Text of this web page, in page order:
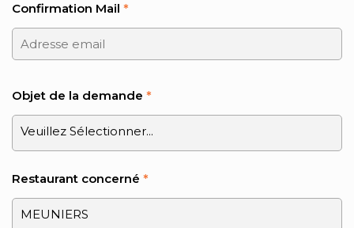
Confirmation Mail *
Objet de la demande *
Restaurant concerné *